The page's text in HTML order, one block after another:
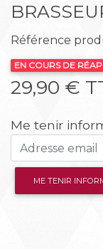
Référence
EN COURS DE
29,90 €
Me tenir
ME TENIR